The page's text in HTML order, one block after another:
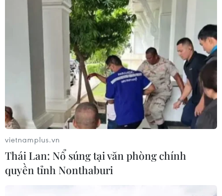
vietnamplus.vn
Thái Lan: Nổ súng tại văn phòng chính
quyền tỉnh Nonthaburi